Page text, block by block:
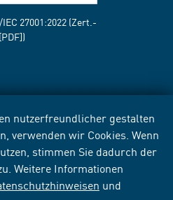
nutzerfreundlicher gestalten
verwenden wir Cookies. Wenn
stimmen Sie dadurch der
Weitere Informationen
und
27001:2022 (Zert.-
[PDF])